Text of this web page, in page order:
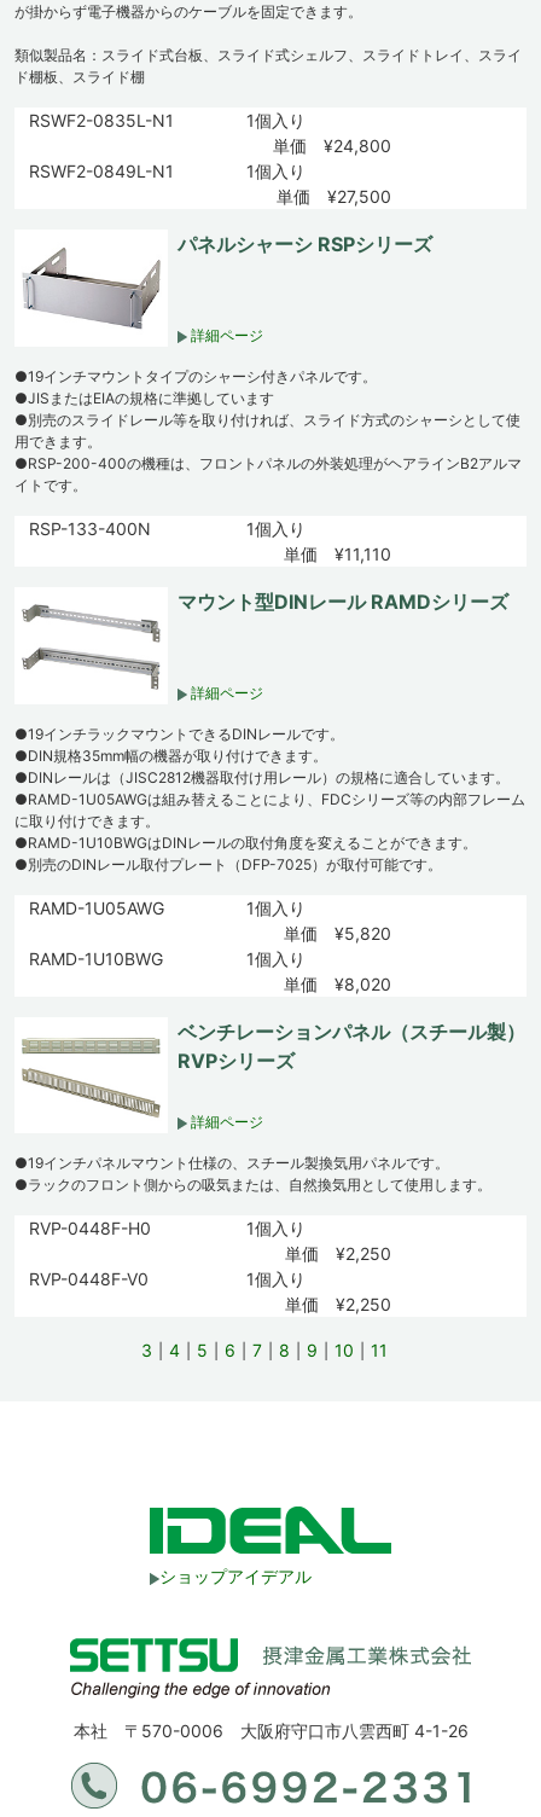
が掛からず電子機器からのケーブルを固定できます。
類似製品名：スライド式台板、スライド式シェルフ、スライドトレイ、スライ
ド棚板、スライド棚
RSWF2-0835L-N1
1個入り
単価 ¥24,800
RSWF2-0849L-N1
1個入り
単価 ¥27,500
パネルシャーシ RSPシリーズ
詳細ページ
●19インチマウントタイプのシャーシ付きパネルです。
●JISまたはEIAの規格に準拠しています
●別売のスライドレール等を取り付ければ、スライド方式のシャーシとして使
用できます。
●RSP-200-400の機種は、フロントパネルの外装処理がヘアラインB2アルマ
イトです。
RSP-133-400N
1個入り
単価 ¥11,110
マウント型DINレール RAMDシリーズ
詳細ページ
●19インチラックマウントできるDINレールです。
●DIN規格35mm幅の機器が取り付けできます。
●DINレールは（JISC2812機器取付け用レール）の規格に適合しています。
●RAMD-1U05AWGは組み替えることにより、FDCシリーズ等の内部フレーム
に取り付けできます。
●RAMD-1U10BWGはDINレールの取付角度を変えることができます。
●別売のDINレール取付プレート（DFP-7025）が取付可能です。
RAMD-1U05AWG
1個入り
単価 ¥5,820
RAMD-1U10BWG
1個入り
単価 ¥8,020
ベンチレーションパネル（スチール製）
RVPシリーズ
詳細ページ
●19インチパネルマウント仕様の、スチール製換気用パネルです。
●ラックのフロント側からの吸気または、自然換気用として使用します。
RVP-0448F-H0
1個入り
単価 ¥2,250
RVP-0448F-V0
1個入り
単価 ¥2,250
3 4 5 6 7 8 9 10 11
ショップアイデアル
本社 〒570-0006 大阪府守口市八雲西町 4-1-26